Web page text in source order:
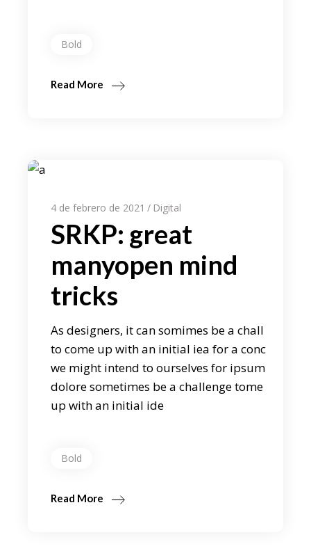
Read More
Bold
4 de febrero de 2021 Digital
SRKP: great
manyopen mind
tricks
As designers, it can somimes be a chall
to come up with an initial iea for a conc
we might intend to ourselves for ipsum
dolore sometimes be a challenge tome
up with an initial ide
Read More
Bold